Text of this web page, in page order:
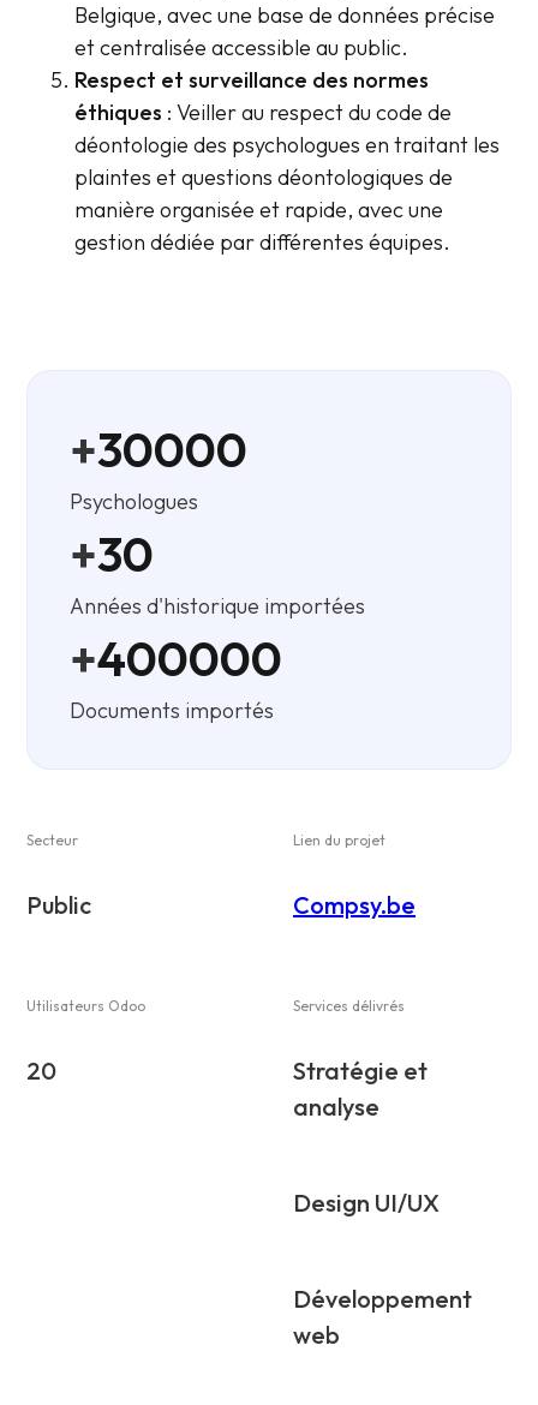
Belgique, avec une base de données précise
et centralisée accessible au public.
Respect et surveillance des normes
éthiques : Veiller au respect du code de
déontologie des psychologues en traitant les
plaintes et questions déontologiques de
manière organisée et rapide, avec une
gestion dédiée par différentes équipes.
+30000
Psychologues
+30
Années d'historique importées
+400000
Documents importés
Secteur
Public
Lien du projet
Compsy.be
Utilisateurs Odoo
20
Services délivrés
Stratégie et
analyse
Design UI/UX
Développement
web